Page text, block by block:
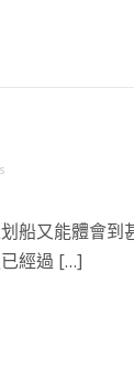
船又能體會到
經過 […]